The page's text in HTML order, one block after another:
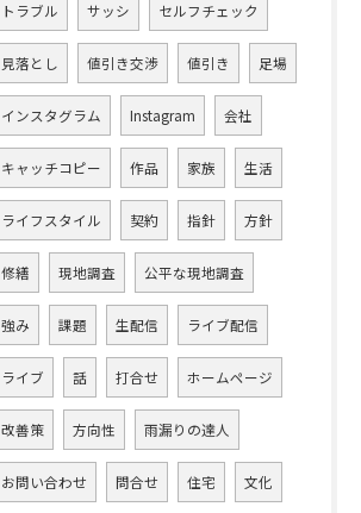
トラブル サッシ セルフチェック
見落とし 値引き交渉 値引き 足場
インスタグラム Instagram 会社
キャッチコピー 作品 家族 生活
ライフスタイル 契約 指針 方針
修繕 現地調査 公平な現地調査
強み 課題 生配信 ライブ配信
ライブ 話 打合せ ホームページ
改善策 方向性 雨漏りの達人
お問い合わせ 問合せ 住宅 文化